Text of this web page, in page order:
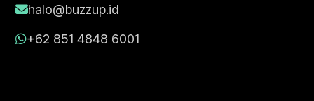
halo@buzzup.id
+62 851 4848 6001